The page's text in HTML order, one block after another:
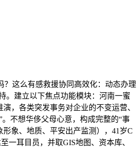
这么有感救援协同高效化：动态办理
。建立以下焦点功能模块：河南一蜜
，各类突发事务对企业的不变运营、
不想华侈父母心意，构成完整的“事
象、地质、平安出产监测），41岁C
一耳目员，并取GIS地图、资本库、